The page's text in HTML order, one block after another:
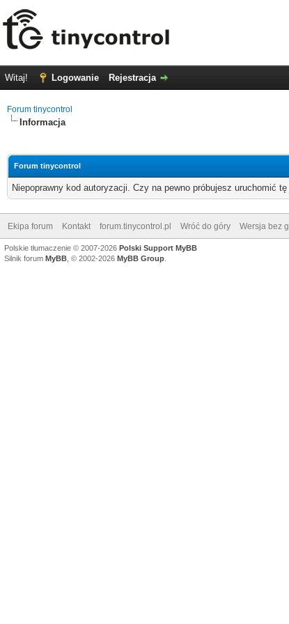
Witaj! Logowanie Rejestracja
Forum tinycontrol
Informacja
Forum tinycontrol
Niepoprawny kod autoryzacji. Czy na pewno próbujesz uruchomić
Ekipa forum Kontakt forum.tinycontrol.pl Wróć do góry Wersja bez
Polskie tłumaczenie © 2007-2026 Polski Support MyBB
Silnik forum MyBB , © 2002-2026 MyBB Group